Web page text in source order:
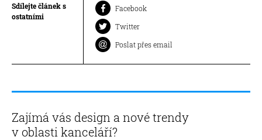
Sdílejte článek s
ostatními
Facebook
Twitter
Poslat přes email
Zajímá vás design a nové trendy
v oblasti kanceláří?